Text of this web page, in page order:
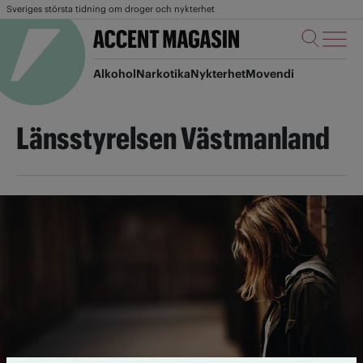
Sveriges största tidning om droger och nykterhet
AlkoholNarkotikaNykterhetMovendi
Länsstyrelsen Västmanland